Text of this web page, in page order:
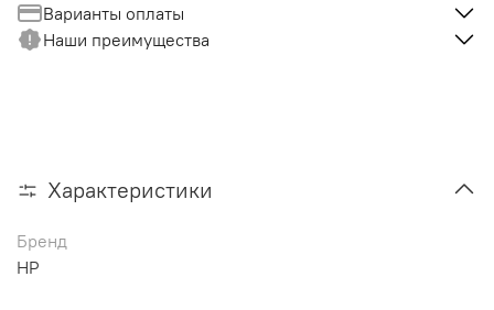
Варианты оплаты
Наши преимущества
Характеристики
Бренд
HP